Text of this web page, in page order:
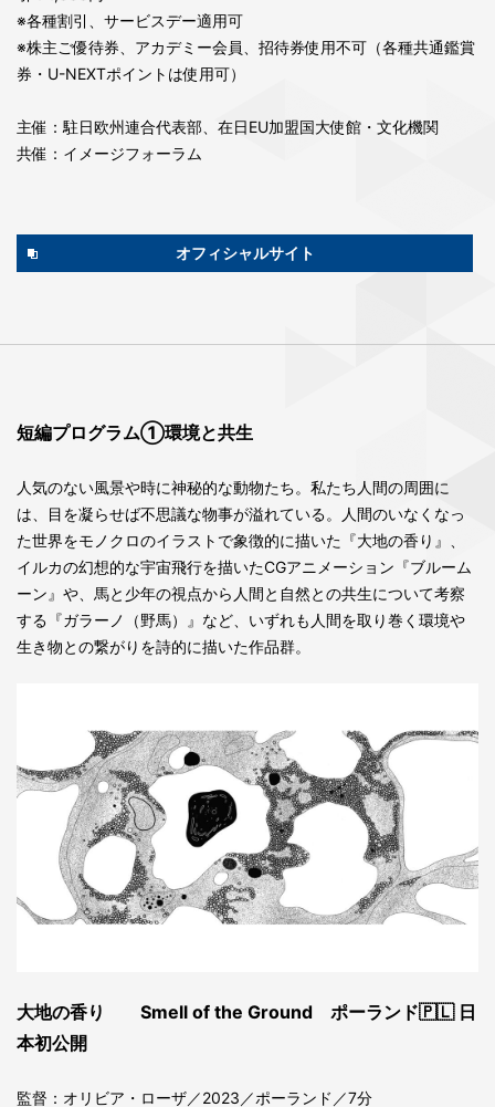
※各種割引、サービスデー適用可
※株主ご優待券、アカデミー会員、招待券使用不可（各種共通鑑賞
券・U-NEXTポイントは使用可）
主催：駐日欧州連合代表部、在日EU加盟国大使館・文化機関
共催：イメージフォーラム
オフィシャルサイト
短編プログラム①環境と共生
人気のない風景や時に神秘的な動物たち。私たち人間の周囲に
は、目を凝らせば不思議な物事が溢れている。人間のいなくなっ
た世界をモノクロのイラストで象徴的に描いた『大地の香り』、
イルカの幻想的な宇宙飛行を描いたCGアニメーション『ブルーム
ーン』や、馬と少年の視点から人間と自然との共生について考察
する『ガラーノ（野馬）』など、いずれも人間を取り巻く環境や
生き物との繋がりを詩的に描いた作品群。
大地の香り Smell of the Ground ポーランド🇵🇱 日
本初公開
監督：オリビア・ローザ／2023／ポーランド／7分